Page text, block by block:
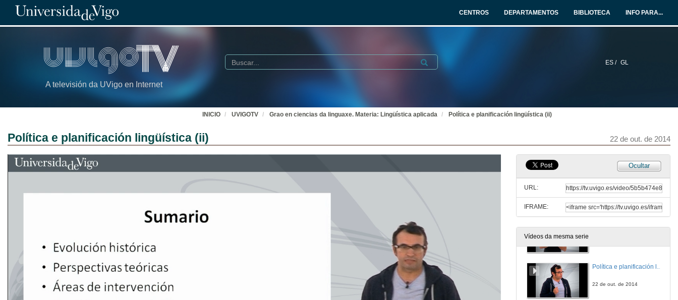
CENTROS DEPARTAMENTOS BIBLIOTECA INFO PARA...
A televisión da UVigo en Internet
ES / GL
Buscar Submit
INICIO UVIGOTV Grao en ciencias da linguaxe. Materia: Lingüística aplicada Política e planificación lingüística (ii)
Política e planificación lingüística (ii) 22 de out. de 2014
Ocultar
URL:
IFRAME:
Vídeos da mesma serie
21 de xul. de 2014
20 de out. de 2014
Política e planificación lingüística (i)
22 de out. de 2014